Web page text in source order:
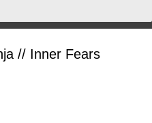
// Inner Fears